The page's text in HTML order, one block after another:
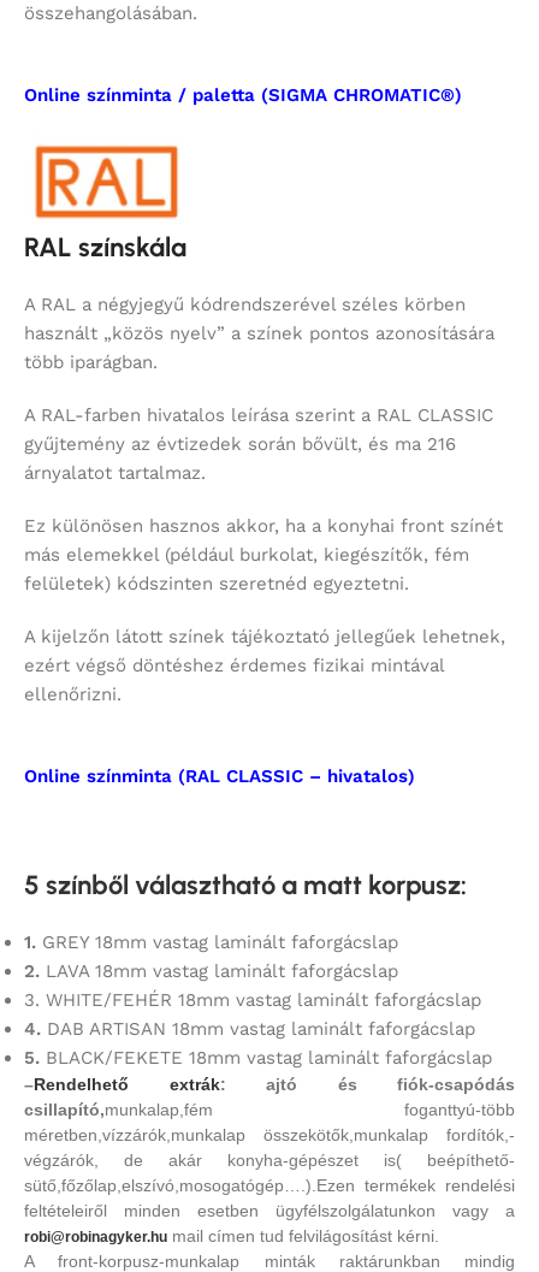
összehangolásában.
Online színminta / paletta (SIGMA CHROMATIC®)
RAL színskála
A RAL a négyjegyű kódrendszerével széles körben
használt „közös nyelv” a színek pontos azonosítására
több iparágban.
A RAL-farben hivatalos leírása szerint a RAL CLASSIC
gyűjtemény az évtizedek során bővült, és ma 216
árnyalatot tartalmaz.
Ez különösen hasznos akkor, ha a konyhai front színét
más elemekkel (például burkolat, kiegészítők, fém
felületek) kódszinten szeretnéd egyeztetni.
A kijelzőn látott színek tájékoztató jellegűek lehetnek,
ezért végső döntéshez érdemes fizikai mintával
ellenőrizni.
Online színminta (RAL CLASSIC – hivatalos)
5 színből választható a matt korpusz:
1. GREY 18mm vastag laminált faforgácslap
2. LAVA 18mm vastag laminált faforgácslap
3. WHITE/FEHÉR 18mm vastag laminált faforgácslap
4. DAB ARTISAN 18mm vastag laminált faforgácslap
5. BLACK/FEKETE 18mm vastag laminált faforgácslap
–Rendelhető extrák: ajtó és fiók-csapódás
csillapító,munkalap,fém foganttyú-több
méretben,vízzárók,munkalap összekötők,munkalap fordítók,-
végzárók, de akár konyha-gépészet is( beépíthető-
sütő,főzőlap,elszívó,mosogatógép….).Ezen termékek rendelési
feltételeiről minden esetben ügyfélszolgálatunkon vagy a
robi@robinagyker.hu mail címen tud felvilágosítást kérni.
A front-korpusz-munkalap minták raktárunkban mindig